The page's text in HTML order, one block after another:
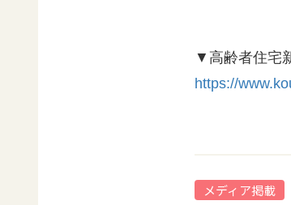
▼高齢者住宅
https://
メディア掲載